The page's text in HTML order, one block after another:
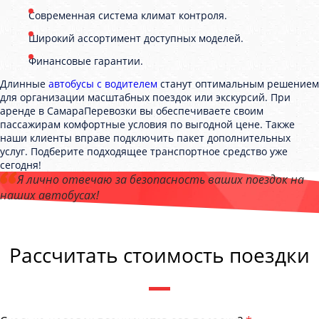
Современная система климат контроля.
Широкий ассортимент доступных моделей.
Финансовые гарантии.
Длинные автобусы с водителем станут оптимальным решением
для организации масштабных поездок или экскурсий. При
аренде в СамараПеревозки вы обеспечиваете своим
пассажирам комфортные условия по выгодной цене. Также
наши клиенты вправе подключить пакет дополнительных
услуг. Подберите подходящее транспортное средство уже
сегодня!
Я лично отвечаю за безопасность ваших поездок на
наших автобусах!
Рассчитать стоимость поездки